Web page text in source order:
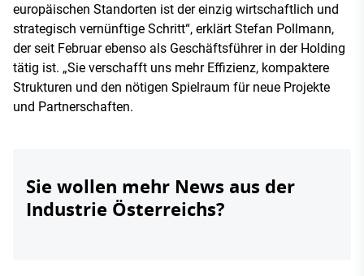
europäischen Standorten ist der einzig wirtschaftlich und
strategisch vernünftige Schritt“, erklärt Stefan Pollmann,
der seit Februar ebenso als Geschäftsführer in der Holding
tätig ist. „Sie verschafft uns mehr Effizienz, kompaktere
Strukturen und den nötigen Spielraum für neue Projekte
und Partnerschaften.
Sie wollen mehr News aus der
Industrie Österreichs?